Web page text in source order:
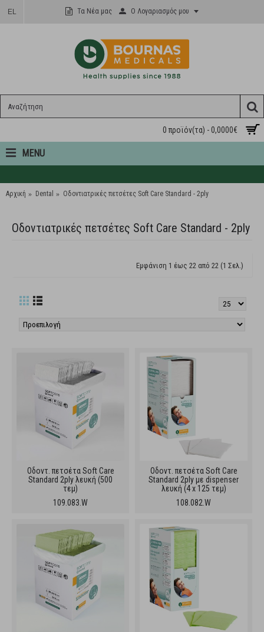
EL Τα Νέα μας Ο Λογαριασμός μου
0 προϊόν(τα) - 0,0000€
MENU
Αρχική Dental Oδοντιατρικές πετσέτες Soft Care Standard - 2ply
Oδοντιατρικές πετσέτες Soft Care Standard - 2ply
Εμφάνιση 1 έως 22 από 22 (1 Σελ.)
Oδοντ. πετσέτα Soft Care
Standard 2ply λευκή (500
τεμ)
109.083.W
Oδοντ. πετσέτα Soft Care
Standard 2ply με dispenser
λευκή (4 x 125 τεμ)
108.082.W